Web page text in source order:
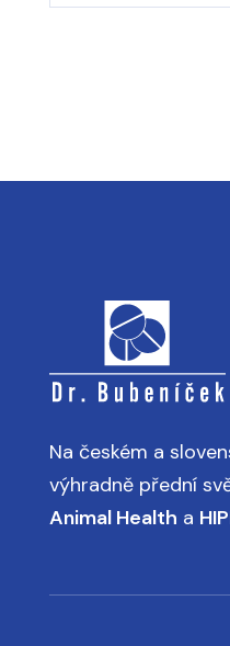
Na českém a
výhradně přední
Animal Health a